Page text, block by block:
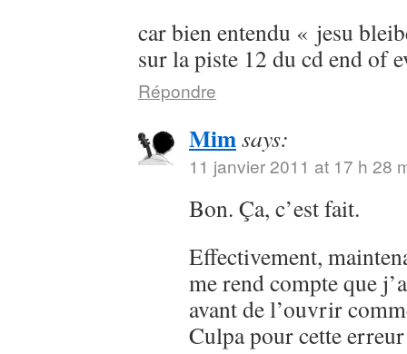
car bien entendu « jesu
sur la piste 12 du cd end of
Répondre
Mimsays:
11 janvier 2011 at 17 h 28
Bon. Ça, c’est fait.
Effectivement,
me rend compte que
avant de l’ouvrir
Culpa pour cette